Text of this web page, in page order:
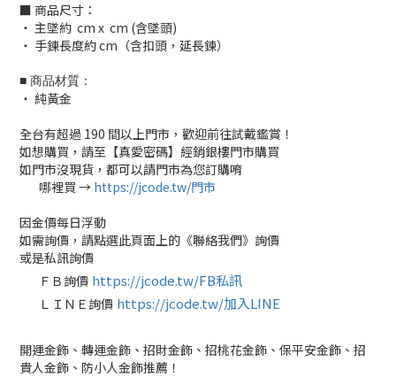
■ 商品尺寸：
‧ 主墜約 cm x cm (含墜頭)
‧ 手鍊長度約 cm（含扣頭，延長鍊）
■ 商品材質：
‧ 純黃金
全台有超過 190 間以上門市，歡迎前往試戴鑑賞！
如想購買，請至【真愛密碼】經銷銀樓門市購買
如門市沒現貨，都可以請門市為您訂購唷
哪裡買 → https://jcode.tw/門市
因金價每日浮動
如需詢價，請點選此頁面上的《聯絡我們》詢價
或是私訊詢價
ＦＢ詢價 https://jcode.tw/FB私訊
ＬＩＮＥ詢價 https://jcode.tw/加入LINE
開運金飾、轉運金飾、招財金飾、招桃花金飾、保平安金飾、招
貴人金飾、防小人金飾推薦！